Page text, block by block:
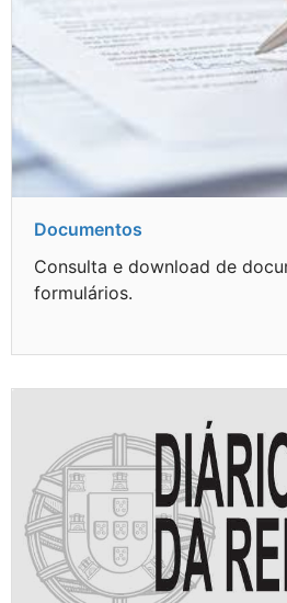
Documentos
Consulta e download de
formulários.